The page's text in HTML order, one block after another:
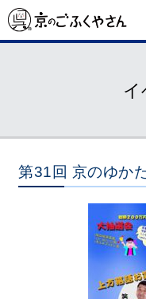
イ
第31回 京のゆか